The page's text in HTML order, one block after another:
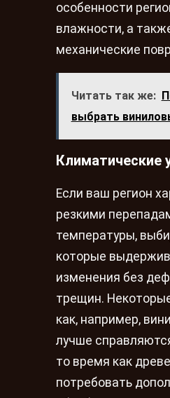
особенности
влажности, а
механические
Читать так же:
выбрать
Климатические
Если ваш регион
резкими
температуры,
которые
изменения без
трещин.
как, например,
лучше
то время как
потребовать